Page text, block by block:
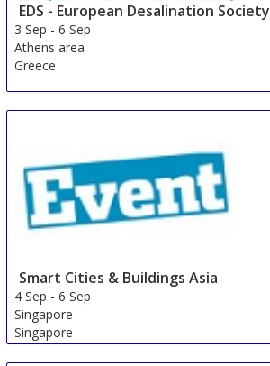
EDS - European Desalination Society
3 Sep -6 Sep
Athens area
Greece
Smart Cities & Buildings Asia
4 Sep -6 Sep
Singapore
Singapore